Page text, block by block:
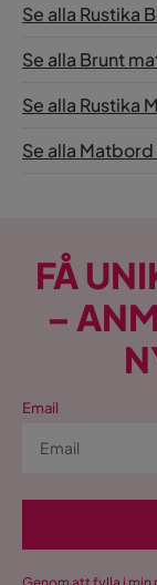
Se alla Rustika
Se alla Brunt
Se alla Rustika
Se alla Matbord
FÅ
–
Email